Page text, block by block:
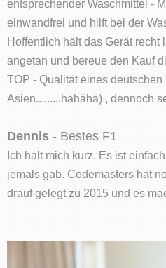
entsprechender Waschmittel -
einwandfrei und hilft bei der
Hoffentlich hält das Gerät recht
angetan und bereue den Kauf
TOP - Qualität eines deutschen
Asien.........hähähä) , dennoch
Dennis - Bestes F1
Ich halt mich kurz. Es ist
jemals gab. Codemasters hat
drauf gelegt zu 2015 und es